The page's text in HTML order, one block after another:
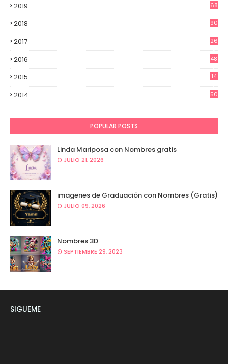
2019
68
2018 90
2017
26
2016
48
2015
14
2014
50
POPULAR POSTS
Linda Mariposa con Nombres gratis
JULIO 21, 2026
imagenes de Graduación con Nombres (Gratis)
JULIO 09, 2026
Nombres 3D
SEPTIEMBRE 29, 2023
SIGUEME